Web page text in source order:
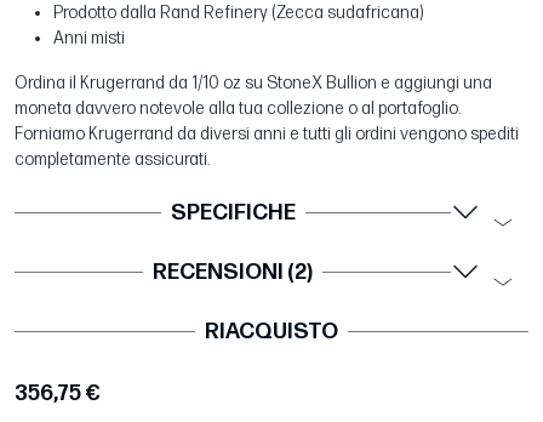
Prodotto dalla Rand Refinery (Zecca sudafricana)
Anni misti
Ordina il Krugerrand da 1/10 oz su StoneX Bullion e aggiungi una
moneta davvero notevole alla tua collezione o al portafoglio.
Forniamo Krugerrand da diversi anni e tutti gli ordini vengono spediti
completamente assicurati.
SPECIFICHE
RECENSIONI (2)
RIACQUISTO
356,75 €